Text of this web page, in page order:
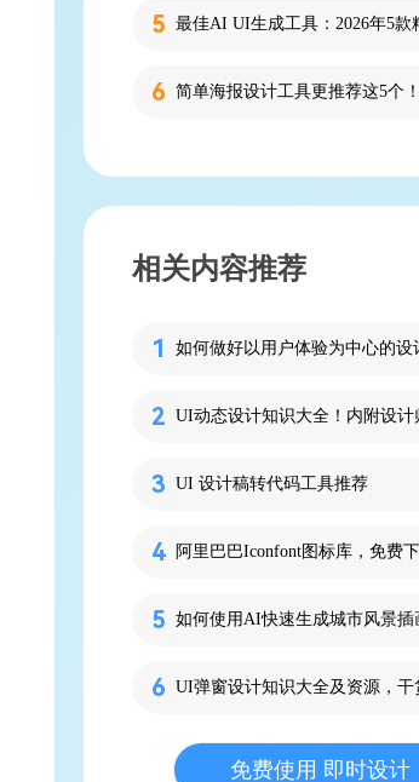
简单海报设计工具更推荐这5个！
相关内容推荐
如何做好以用户体验为中心的设
UI 设计稿转代码工具推荐
如何使用AI快速生成城市风景插
免费使用 即时设计